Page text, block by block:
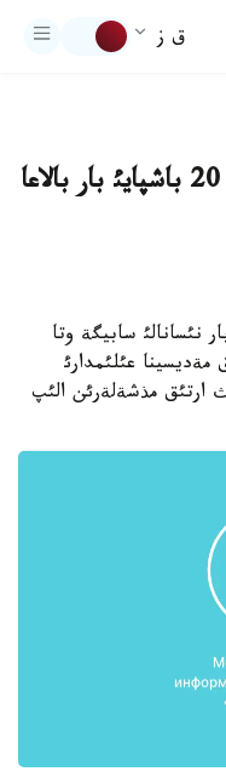
ق ز
ءذندئستاندا 14 ساؤساعئ مةن 20 باشپايئ بار بالاعا
20 باشپايئ بار نئسانالئ سابيگة وتا
عئلئمدارئ
ارتئق مذشةلةرئن الئپ